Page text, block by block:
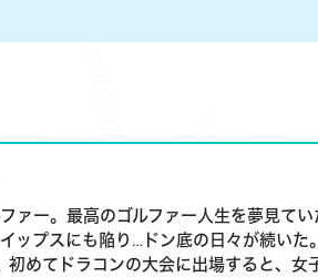
ァー。最高のゴルファー人生を夢見て
ップスにも陥り…ドン底の日々が続い
初めてドラコンの大会に出場すると、